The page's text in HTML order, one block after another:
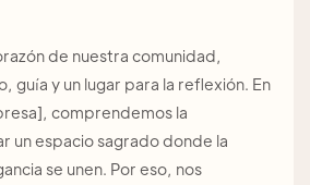
de nuestra comunidad,
guía y un lugar para la reflexión. En
comprendemos la
un espacio sagrado donde la
se unen. Por eso, nos